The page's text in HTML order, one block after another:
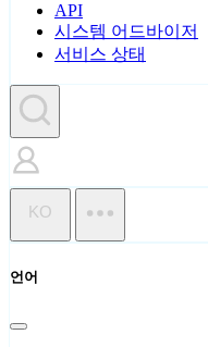
API
시스템 어드바이저
서비스 상태
KO
언어